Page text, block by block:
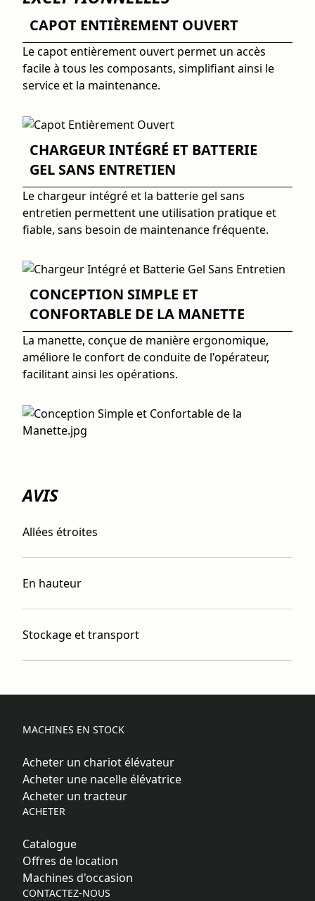
CAPOT ENTIÈREMENT OUVERT
Le capot entièrement ouvert permet un accès
facile à tous les composants, simplifiant ainsi le
service et la maintenance.
CHARGEUR INTÉGRÉ ET BATTERIE
GEL SANS ENTRETIEN
Le chargeur intégré et la batterie gel sans
entretien permettent une utilisation pratique et
fiable, sans besoin de maintenance fréquente.
CONCEPTION SIMPLE ET
CONFORTABLE DE LA MANETTE
La manette, conçue de manière ergonomique,
améliore le confort de conduite de l'opérateur,
facilitant ainsi les opérations.
AVIS
Allées étroites
En hauteur
Stockage et transport
MACHINES EN STOCK
Acheter un chariot élévateur
Acheter une nacelle élévatrice
Acheter un tracteur
ACHETER
Catalogue
Offres de location
Machines d'occasion
CONTACTEZ-NOUS